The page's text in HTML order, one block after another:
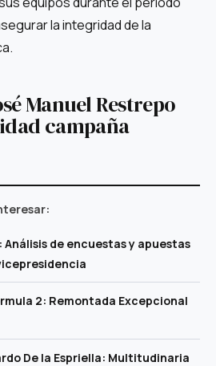
la integridad de la
Manuel Restrepo
campaña
Análisis de encuestas y apuestas
2: Remontada Excepcional
De la Espriella: Multitudinaria